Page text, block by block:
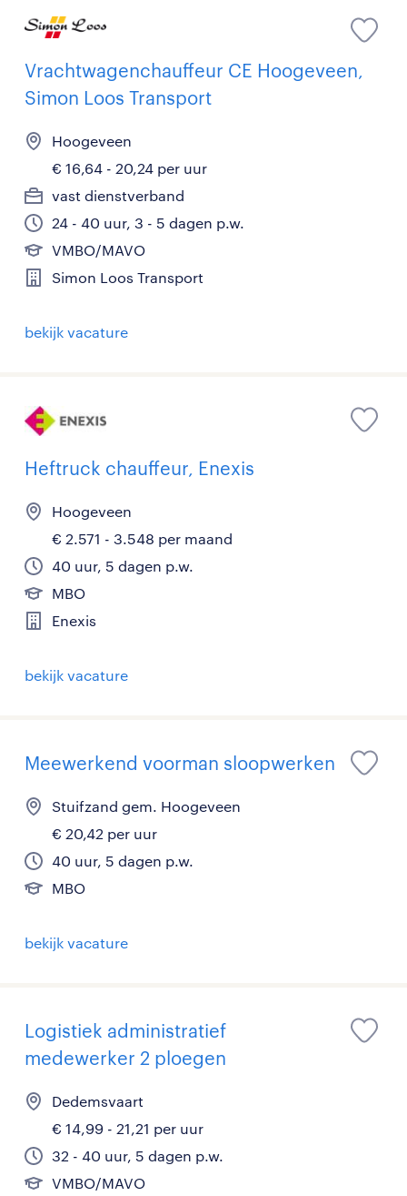
Vrachtwagenchauffeur CE Hoogeveen,
Simon Loos Transport
Hoogeveen
€ 16,64 - 20,24 per uur
vast dienstverband
24 - 40 uur, 3 - 5 dagen p.w.
VMBO/MAVO
Simon Loos Transport
bekijk vacature
Heftruck chauffeur, Enexis
Hoogeveen
€ 2.571 - 3.548 per maand
40 uur, 5 dagen p.w.
MBO
Enexis
bekijk vacature
Meewerkend voorman sloopwerken
Stuifzand gem. Hoogeveen
€ 20,42 per uur
40 uur, 5 dagen p.w.
MBO
bekijk vacature
Logistiek administratief
medewerker 2 ploegen
Dedemsvaart
€ 14,99 - 21,21 per uur
32 - 40 uur, 5 dagen p.w.
VMBO/MAVO